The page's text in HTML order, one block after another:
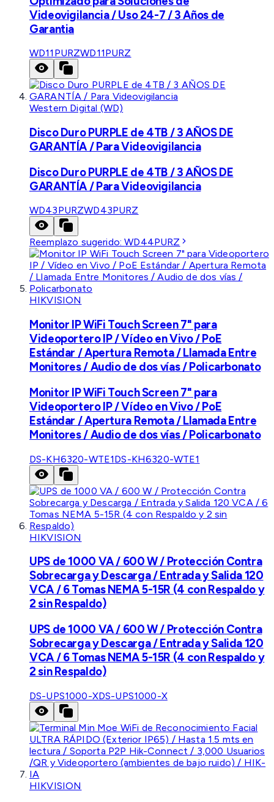
Videovigilancia / Uso 24-7 / 3 Años de
Garantia
WD11PURZWD11PURZ
Western Digital (WD)
Disco Duro PURPLE de 4TB / 3 AÑOS DE
GARANTÍA / Para Videovigilancia
Disco Duro PURPLE de 4TB / 3 AÑOS DE
GARANTÍA / Para Videovigilancia
WD43PURZWD43PURZ
Reemplazo sugerido:WD44PURZ
HIKVISION
Monitor IP WiFi Touch Screen 7" para
Videoportero IP / Vídeo en Vivo / PoE
Estándar / Apertura Remota / Llamada Entre
Monitores / Audio de dos vías / Policarbonato
Monitor IP WiFi Touch Screen 7" para
Videoportero IP / Vídeo en Vivo / PoE
Estándar / Apertura Remota / Llamada Entre
Monitores / Audio de dos vías / Policarbonato
DS-KH6320-WTE1DS-KH6320-WTE1
HIKVISION
UPS de 1000 VA / 600 W / Protección Contra
Sobrecarga y Descarga / Entrada y Salida 120
VCA / 6 Tomas NEMA 5-15R (4 con Respaldo y
2 sin Respaldo)
UPS de 1000 VA / 600 W / Protección Contra
Sobrecarga y Descarga / Entrada y Salida 120
VCA / 6 Tomas NEMA 5-15R (4 con Respaldo y
2 sin Respaldo)
DS-UPS1000-XDS-UPS1000-X
HIKVISION